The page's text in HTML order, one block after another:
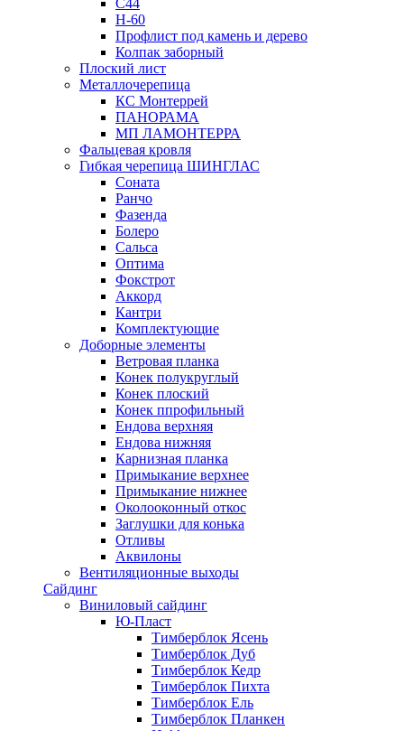
С44
Н-60
Профлист под камень и дерево
Колпак заборный
Плоский лист
Металлочерепица
КС Монтеррей
ПАНОРАМА
МП ЛАМОНТЕРРА
Фальцевая кровля
Гибкая черепица ШИНГЛАС
Соната
Ранчо
Фазенда
Болеро
Сальса
Оптима
Фокстрот
Аккорд
Кантри
Комплектующие
Доборные элементы
Ветровая планка
Конек полукруглый
Конек плоский
Конек ппрофильный
Ендова верхняя
Ендова нижняя
Карнизная планка
Примыкание верхнее
Примыкание нижнее
Околооконный откос
Заглушки для конька
Отливы
Аквилоны
Вентиляционные выходы
Сайдинг
Виниловый сайдинг
Ю-Пласт
Тимберблок Ясень
Тимберблок Дуб
Тимберблок Кедр
Тимберблок Пихта
Тимберблок Ель
Тимберблок Планкен